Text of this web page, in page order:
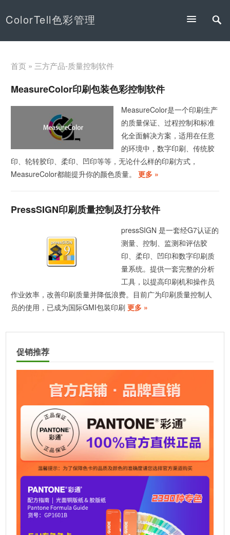
ColorTell色彩管理
首页 » 三方产品-质量控制软件
MeasureColor印刷包装色彩控制软件
MeasureColor是一个印刷生产
的质量保证、过程控制和标准
化全面解决方案，适用在任意
的环境中，数字印刷、传统胶
印、轮转胶印、柔印、凹印等等，无论什么样的印刷方式，
MeasureColor都能提升你的颜色质量。
更多 »
PressSIGN印刷质量控制及打分软件
pressSIGN 是一套经G7认证的
测量、控制、监测和评估胶
印、柔印、凹印和数字印刷质
量系统。提供一套完整的分析
工具，以提高印刷机和操作员
作业效率，改善印刷质量并降低浪费。目前广为印刷质量控制人
员的使用，已成为国际GMI包装印刷 更多 »
促销推荐